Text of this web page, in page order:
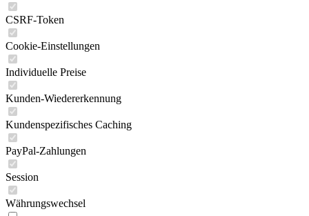
CSRF-Token
Cookie-Einstellungen
Individuelle Preise
Kunden-Wiedererkennung
Kundenspezifisches Caching
PayPal-Zahlungen
Session
Währungswechsel